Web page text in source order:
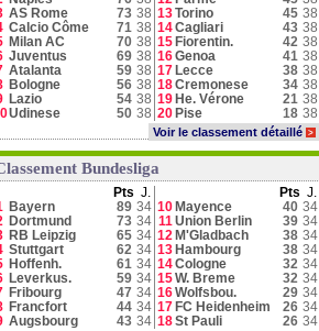
AS Rome 73 38 13Torino 45 38
Calcio Côme 71 38 14Cagliari 43 38
Milan AC 70 38 15 Fiorentin. 42 38
Juventus 69 38 16Genoa 41 38
Atalanta 59 38 17 Lecce 38 38
Bologne 56 38 18Cremonese 34 38
Lazio 54 38 19 He. Vérone 21 38
Udinese 50 38 20 Pise 18 38
Voir le classement détaillé >
Bundesliga
Pts J. Pts J.
Bayern 89 34 10 Mayence 40 34
Dortmund 73 34 11Union Berlin 39 34
RB Leipzig 65 34 12 M'Gladbach 38 34
Stuttgart 62 34 13 Hambourg 38 34
Hoffenh. 61 34 14Cologne 32 34
Leverkus. 59 34 15W. Breme 32 34
Fribourg 47 34 16Wolfsbou. 29 34
Francfort 44 34 17 FC Heidenheim 26 34
Augsbourg 43 34 18St Pauli 26 34